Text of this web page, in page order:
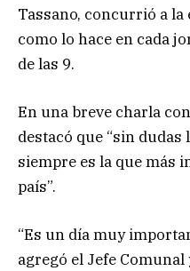
Tassano, concurrió a la
como lo hace en cada
de las 9.
En una breve charla
destacó que “sin
siempre es la que más
país”.
“Es un día muy
agregó el Jefe